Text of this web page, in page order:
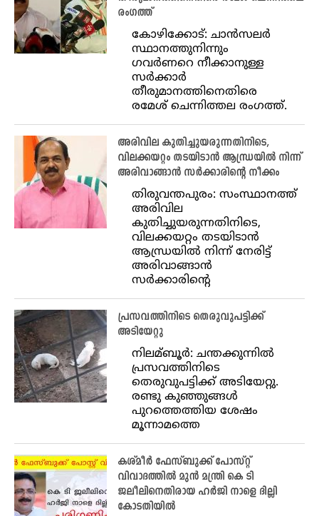
രംഗത്ത്
കോഴിക്കോട്: ചാന്‍സലര്‍
സ്ഥാനത്തുനിന്നും
ഗവര്‍ണറെ നീക്കാനുള്ള
സര്‍ക്കാര്‍
തീരുമാനത്തിനെതിരെ
രമേശ് ചെന്നിത്തല രംഗത്ത്.
അരിവില കുതിച്ചുയരുന്നതിനിടെ,
വിലക്കയറ്റം തടയിടാന്‍ ആന്ധ്രയില്‍ നിന്ന്
അരിവാങ്ങാന്‍ സര്‍ക്കാരിന്റെ നീക്കം
തിരുവന്തപുരം: സംസ്ഥാനത്ത്
അരിവില
കുതിച്ചുയരുന്നതിനിടെ,
വിലക്കയറ്റം തടയിടാന്‍
ആന്ധ്രയില്‍ നിന്ന് നേരിട്ട്
അരിവാങ്ങാന്‍
സര്‍ക്കാരിന്റെ
പ്രസവത്തിനിടെ തെരുവുപട്ടിക്ക്
അടിയേറ്റു
നിലമ്ബൂര്‍: ചന്തക്കുന്നില്‍
പ്രസവത്തിനിടെ
തെരുവുപട്ടിക്ക് അടിയേറ്റു.
രണ്ടു കുഞ്ഞുങ്ങള്‍
പുറത്തെത്തിയ ശേഷം
മൂന്നാമത്തെ
കശ്മീര്‍ ഫേസ്ബുക്ക് പോസ്റ്റ്
വിവാദത്തില്‍ മുന്‍ മന്ത്രി കെ ടി
ജലീലിനെതിരായ ഹര്‍ജി നാളെ ദില്ലി
കോടതിയില്‍